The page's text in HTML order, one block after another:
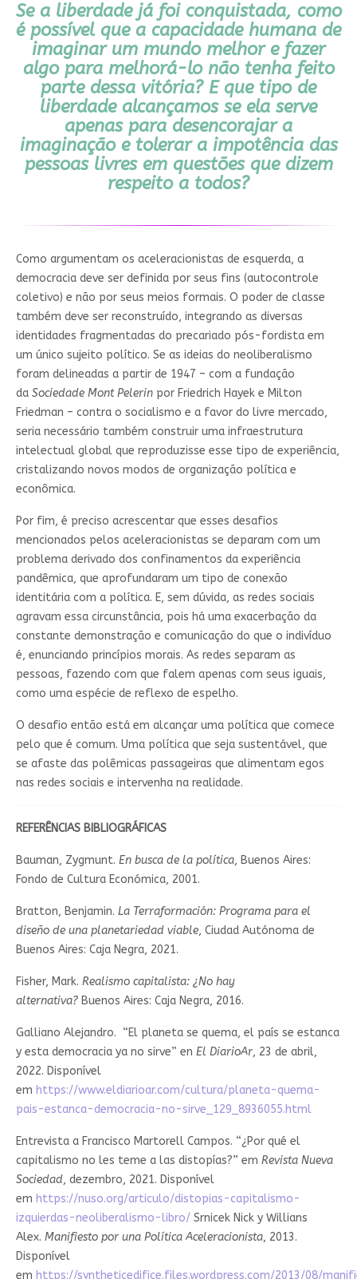
Se a liberdade já foi conquistada, como
é possível que a capacidade humana de
imaginar um mundo melhor e fazer
algo para melhorá-lo não tenha feito
parte dessa vitória? E que tipo de
liberdade alcançamos se ela serve
apenas para desencorajar a
imaginação e tolerar a impotência das
pessoas livres em questões que dizem
respeito a todos?
Como argumentam os aceleracionistas de esquerda, a
democracia deve ser definida por seus fins (autocontrole
coletivo) e não por seus meios formais. O poder de classe
também deve ser reconstruído, integrando as diversas
identidades fragmentadas do precariado pós-fordista em
um único sujeito político. Se as ideias do neoliberalismo
foram delineadas a partir de 1947 – com a fundação
da Sociedade Mont Pelerin por Friedrich Hayek e Milton
Friedman – contra o socialismo e a favor do livre mercado,
seria necessário também construir uma infraestrutura
intelectual global que reproduzisse esse tipo de experiência,
cristalizando novos modos de organização política e
econômica.
Por fim, é preciso acrescentar que esses desafios
mencionados pelos aceleracionistas se deparam com um
problema derivado dos confinamentos da experiência
pandêmica, que aprofundaram um tipo de conexão
identitária com a política. E, sem dúvida, as redes sociais
agravam essa circunstância, pois há uma exacerbação da
constante demonstração e comunicação do que o indivíduo
é, enunciando princípios morais. As redes separam as
pessoas, fazendo com que falem apenas com seus iguais,
como uma espécie de reflexo de espelho.
O desafio então está em alcançar uma política que comece
pelo que é comum. Uma política que seja sustentável, que
se afaste das polêmicas passageiras que alimentam egos
nas redes sociais e intervenha na realidade.
REFERÊNCIAS BIBLIOGRÁFICAS
Bauman, Zygmunt. En busca de la política, Buenos Aires:
Fondo de Cultura Económica, 2001.
Bratton, Benjamin. La Terraformación: Programa para el
diseño de una planetariedad viable, Ciudad Autónoma de
Buenos Aires: Caja Negra, 2021.
Fisher, Mark. Realismo capitalista: ¿No hay
alternativa?Buenos Aires: Caja Negra, 2016.
Galliano Alejandro. “El planeta se quema, el país se estanca
y esta democracia ya no sirve” en El DiarioAr, 23 de abril,
2022. Disponível
em https://www.eldiarioar.com/cultura/planeta-quema-
pais-estanca-democracia-no-sirve_129_8936055.html
Entrevista a Francisco Martorell Campos. “¿Por qué el
capitalismo no les teme a las distopías?” em Revista Nueva
Sociedad, dezembro, 2021. Disponível
em https://nuso.org/articulo/distopias-capitalismo-
izquierdas-neoliberalismo-libro/Srnicek Nick y Willians
Alex. Manifiesto por una Política Aceleracionista, 2013.
Disponível
em https://syntheticedifice.files.wordpress.com/2013/08/